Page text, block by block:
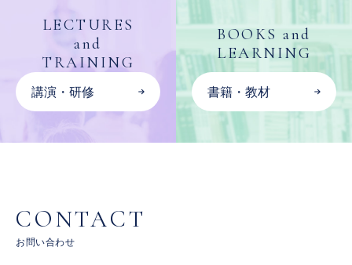
LECTURES
and
TRAINING
講演・研修
BOOKS and
LEARNING
書籍・教材
CONTACT
お問い合わせ